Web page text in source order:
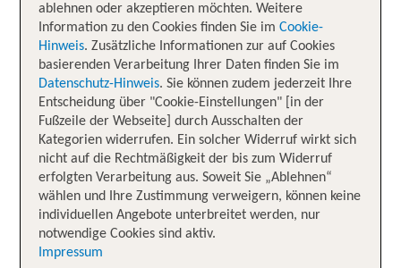
ablehnen oder akzeptieren möchten. Weitere
Information zu den Cookies finden Sie im Cookie-
Hinweis. Zusätzliche Informationen zur auf Cookies
basierenden Verarbeitung Ihrer Daten finden Sie im
Datenschutz-Hinweis. Sie können zudem jederzeit Ihre
Entscheidung über "Cookie-Einstellungen" [in der
Fußzeile der Webseite] durch Ausschalten der
Kategorien widerrufen. Ein solcher Widerruf wirkt sich
nicht auf die Rechtmäßigkeit der bis zum Widerruf
erfolgten Verarbeitung aus. Soweit Sie „Ablehnen“
wählen und Ihre Zustimmung verweigern, können keine
individuellen Angebote unterbreitet werden, nur
notwendige Cookies sind aktiv.
Impressum